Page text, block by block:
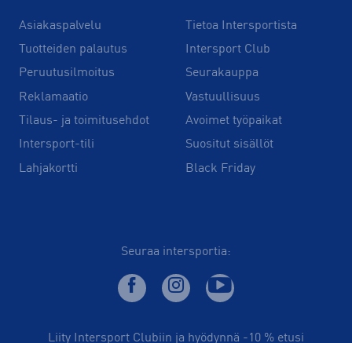
Asiakaspalvelu
Tuotteiden palautus
Peruutusilmoitus
Reklamaatio
Tilaus- ja toimitusehdot
Intersport-tili
Lahjakortti
Tietoa Intersportista
Intersport Club
Seurakauppa
Vastuullisuus
Avoimet työpaikat
Suositut sisällöt
Black Friday
Seuraa intersportia:
Liity Intersport Clubiin ja hyödynnä -10 % etusi